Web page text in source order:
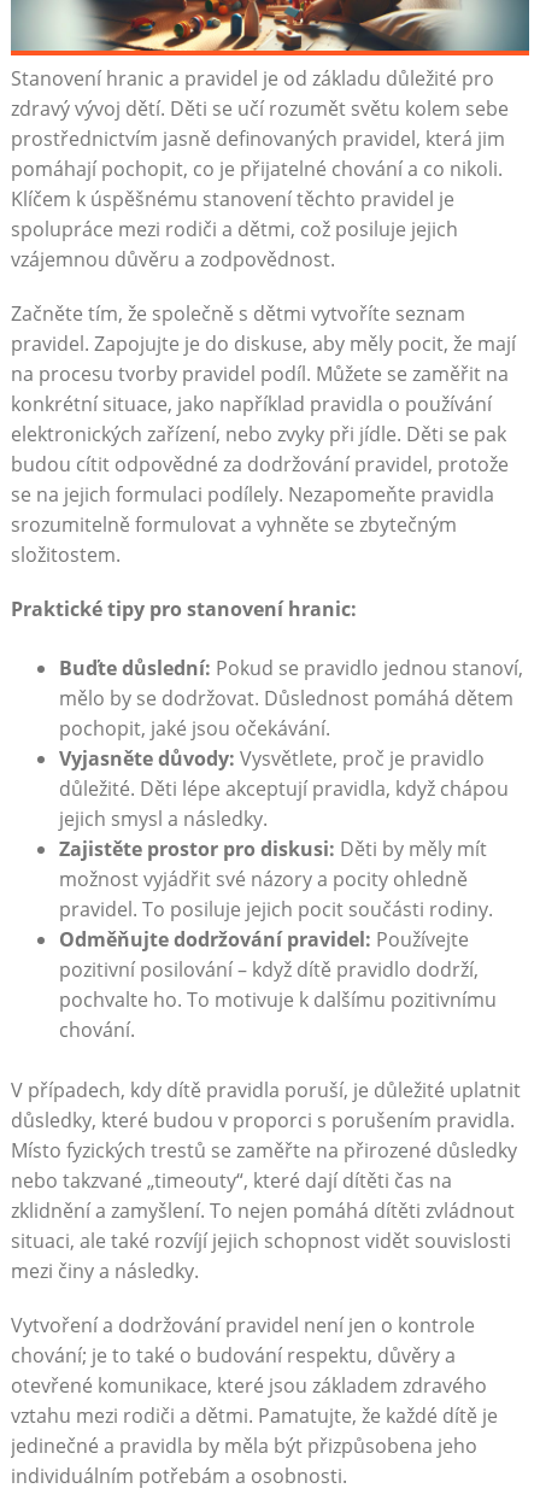
Stanovení hranic a pravidel je od základu důležité pro
zdravý vývoj dětí. Děti se učí rozumět světu kolem sebe
prostřednictvím jasně definovaných pravidel, která jim
pomáhají pochopit, co je přijatelné chování a co nikoli.
Klíčem k úspěšnému stanovení těchto pravidel je
spolupráce mezi rodiči a dětmi, což posiluje jejich
vzájemnou důvěru a zodpovědnost.
Začněte tím, že společně s dětmi vytvoříte seznam
pravidel. Zapojujte je do diskuse, aby měly pocit, že mají
na procesu tvorby pravidel podíl. Můžete se zaměřit na
konkrétní situace, jako například pravidla o používání
elektronických zařízení, nebo zvyky při jídle. Děti se pak
budou cítit odpovědné za dodržování pravidel, protože
se na jejich formulaci podílely. Nezapomeňte pravidla
srozumitelně formulovat a vyhněte se zbytečným
složitostem.
Praktické tipy pro stanovení hranic:
Buďte důslední: Pokud se pravidlo jednou stanoví,
mělo by se dodržovat. Důslednost pomáhá dětem
pochopit, jaké jsou očekávání.
Vyjasněte důvody: Vysvětlete, proč je pravidlo
důležité. Děti lépe akceptují pravidla, když chápou
jejich smysl a následky.
Zajistěte prostor pro diskusi: Děti by měly mít
možnost vyjádřit své názory a pocity ohledně
pravidel. To posiluje jejich pocit součásti rodiny.
Odměňujte dodržování pravidel: Používejte
pozitivní posilování – když dítě pravidlo dodrží,
pochvalte ho. To motivuje k dalšímu pozitivnímu
chování.
V případech, kdy dítě pravidla poruší, je důležité uplatnit
důsledky, které budou v proporci s porušením pravidla.
Místo fyzických trestů se zaměřte na přirozené důsledky
nebo takzvané „timeouty“, které dají dítěti čas na
zklidnění a zamyšlení. To nejen pomáhá dítěti zvládnout
situaci, ale také rozvíjí jejich schopnost vidět souvislosti
mezi činy a následky.
Vytvoření a dodržování pravidel není jen o kontrole
chování; je to také o budování respektu, důvěry a
otevřené komunikace, které jsou základem zdravého
vztahu mezi rodiči a dětmi. Pamatujte, že každé dítě je
jedinečné a pravidla by měla být přizpůsobena jeho
individuálním potřebám a osobnosti.